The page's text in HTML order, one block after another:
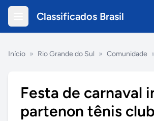
Classificados Brasil
Início » Rio Grande do Sul » Comunidade
Festa de carnaval
partenon tênis